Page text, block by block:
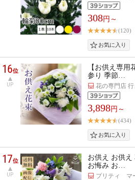
308円～
(120)
16位
UP
【お供え専
参り 季節…
花の専門店
3,898円～
(434)
17位
UP
お供え お供え
お悔み お…
プリティ マ